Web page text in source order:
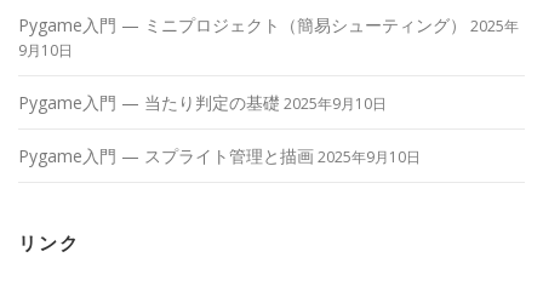
Pygame入門 — ミニプロジェクト（簡易シューティング）
2025年
9月10日
Pygame入門 — 当たり判定の基礎 2025年9月10日
Pygame入門 — スプライト管理と描画2025年9月10日
リンク